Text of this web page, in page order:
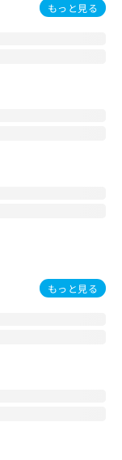
もっと見る
もっと見る